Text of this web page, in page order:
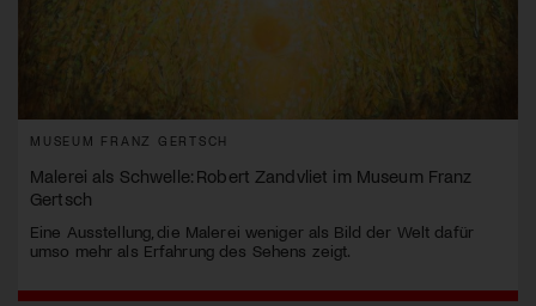
MUSEUM FRANZ GERTSCH
Malerei als Schwelle: Robert Zandvliet im Museum Franz
Gertsch
Eine Ausstellung, die Malerei weniger als Bild der Welt dafür
umso mehr als Erfahrung des Sehens zeigt.